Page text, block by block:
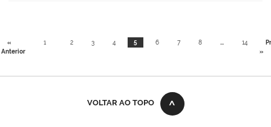
«
Anterior
1 2 3 4 5 6 7 8 ... 14
»
VOLTAR AO TOPO